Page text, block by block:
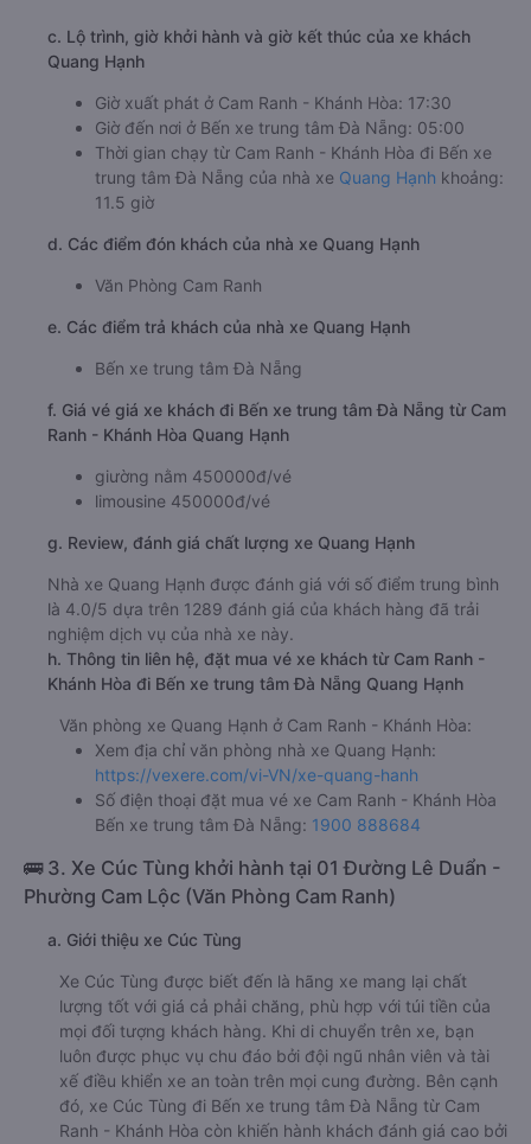
c. Lộ trình, giờ khởi hành và giờ kết thúc của xe khách
Quang Hạnh
Giờ xuất phát ở Cam Ranh - Khánh Hòa: 17:30
Giờ đến nơi ở Bến xe trung tâm Đà Nẵng: 05:00
Thời gian chạy từ Cam Ranh - Khánh Hòa đi Bến xe
trung tâm Đà Nẵng của nhà xe Quang Hạnh khoảng:
11.5 giờ
d. Các điểm đón khách của nhà xe Quang Hạnh
Văn Phòng Cam Ranh
e. Các điểm trả khách của nhà xe Quang Hạnh
Bến xe trung tâm Đà Nẵng
f. Giá vé giá xe khách đi Bến xe trung tâm Đà Nẵng từ Cam
Ranh - Khánh Hòa Quang Hạnh
giường nằm 450000đ/vé
limousine 450000đ/vé
g. Review, đánh giá chất lượng xe Quang Hạnh
Nhà xe Quang Hạnh được đánh giá với số điểm trung bình
là 4.0/5 dựa trên 1289 đánh giá của khách hàng đã trải
nghiệm dịch vụ của nhà xe này.
h. Thông tin liên hệ, đặt mua vé xe khách từ Cam Ranh -
Khánh Hòa đi Bến xe trung tâm Đà Nẵng Quang Hạnh
Văn phòng xe Quang Hạnh ở Cam Ranh - Khánh Hòa:
Xem địa chỉ văn phòng nhà xe Quang Hạnh:
https://vexere.com/vi-VN/xe-quang-hanh
Số điện thoại đặt mua vé xe Cam Ranh - Khánh Hòa
Bến xe trung tâm Đà Nẵng: 1900 888684
🚌 3. Xe Cúc Tùng khởi hành tại 01 Đường Lê Duẩn -
Phường Cam Lộc (Văn Phòng Cam Ranh)
a. Giới thiệu xe Cúc Tùng
Xe Cúc Tùng được biết đến là hãng xe mang lại chất
lượng tốt với giá cả phải chăng, phù hợp với túi tiền của
mọi đối tượng khách hàng. Khi di chuyển trên xe, bạn
luôn được phục vụ chu đáo bởi đội ngũ nhân viên và tài
xế điều khiển xe an toàn trên mọi cung đường. Bên cạnh
đó, xe Cúc Tùng đi Bến xe trung tâm Đà Nẵng từ Cam
Ranh - Khánh Hòa còn khiến hành khách đánh giá cao bởi